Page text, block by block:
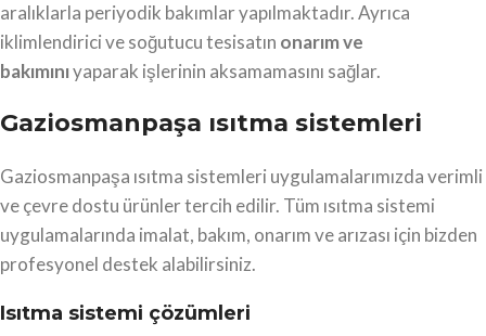
aralıklarla periyodik bakımlar yapılmaktadır. Ayrıca
iklimlendirici ve soğutucu tesisatın onarım ve
bakımınıyaparak işlerinin aksamamasını sağlar.
Gaziosmanpaşa ısıtma sistemleri
Gaziosmanpaşa ısıtma sistemleri uygulamalarımızda verimli
ve çevre dostu ürünler tercih edilir. Tüm ısıtma sistemi
uygulamalarında imalat, bakım, onarım ve arızası için bizden
profesyonel destek alabilirsiniz.
Isıtma sistemi çözümleri